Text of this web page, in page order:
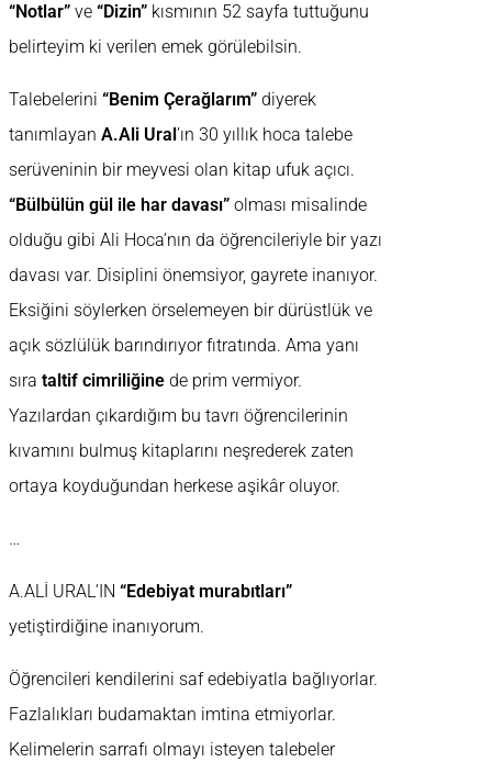
“Notlar” ve “Dizin” kısmının 52 sayfa tuttuğunu
belirteyim ki verilen emek görülebilsin.
Talebelerini “Benim Çerağlarım” diyerek
tanımlayan A.Ali Ural’ın 30 yıllık hoca talebe
serüveninin bir meyvesi olan kitap ufuk açıcı.
“Bülbülün gül ile har davası” olması misalinde
olduğu gibi Ali Hoca’nın da öğrencileriyle bir yazı
davası var. Disiplini önemsiyor, gayrete inanıyor.
Eksiğini söylerken örselemeyen bir dürüstlük ve
açık sözlülük barındırıyor fıtratında. Ama yanı
sıra taltif cimriliğine de prim vermiyor.
Yazılardan çıkardığım bu tavrı öğrencilerinin
kıvamını bulmuş kitaplarını neşrederek zaten
ortaya koyduğundan herkese aşikâr oluyor.
…
A.ALİ URAL’IN “Edebiyat murabıtları”
yetiştirdiğine inanıyorum.
Öğrencileri kendilerini saf edebiyatla bağlıyorlar.
Fazlalıkları budamaktan imtina etmiyorlar.
Kelimelerin sarrafı olmayı isteyen talebeler